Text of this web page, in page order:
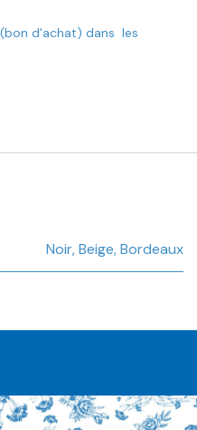
d'achat) dans les
Noir,Beige,Bordeaux